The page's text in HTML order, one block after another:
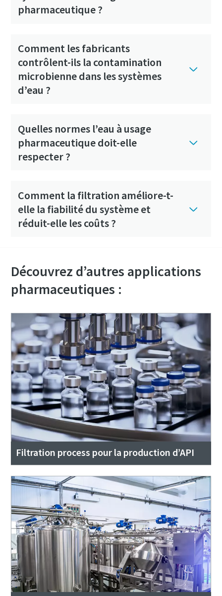
pharmaceutique ?
Comment les fabricants
contrôlent-ils la contamination
microbienne dans les systèmes
d’eau ?
Quelles normes l’eau à usage
pharmaceutique doit-elle
respecter ?
Comment la filtration améliore-t-
elle la fiabilité du système et
réduit-elle les coûts ?
Découvrez d’autres applications
pharmaceutiques :
Filtration process pour la production d’API